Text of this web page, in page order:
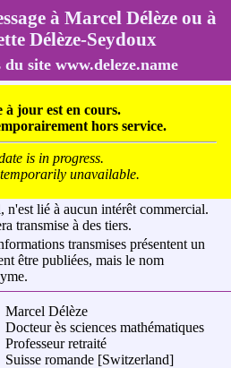
à Marcel Délèze ou à
Délèze-Seydoux
site www.deleze.name
à jour est en cours.
hors service.
is in progress.
unavailable.
n'est lié à aucun intérêt commercial.
transmise à des tiers.
transmises présentent un
être publiées, mais le nom
Marcel Délèze
Docteur ès sciences mathématiques
Professeur retraité
Suisse romande [Switzerland]